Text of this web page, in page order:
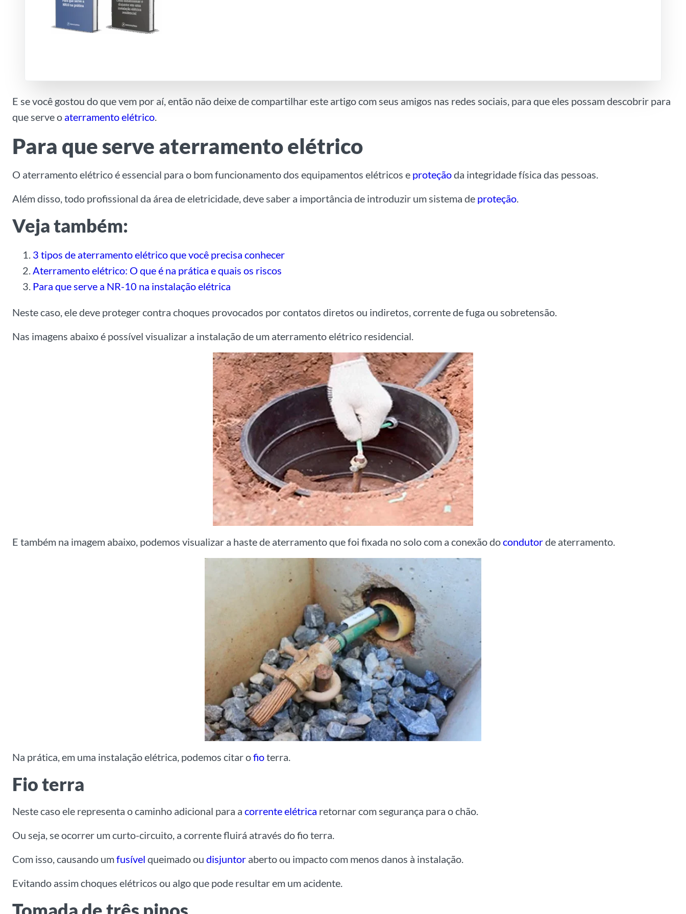
E se você gostou do que vem por aí, então não deixe de compartilhar este artigo com seus amigos nas redes sociais, para que eles possam descobrir para
que serve o aterramento elétrico.
Para que serve aterramento elétrico
O aterramento elétrico é essencial para o bom funcionamento dos equipamentos elétricos e proteçãoda integridade física das pessoas.
Além disso, todo profissional da área de eletricidade, deve saber a importância de introduzir um sistema de proteção.
Veja também:
3 tipos de aterramento elétrico que você precisa conhecer
Aterramento elétrico: O que é na prática e quais os riscos
Para que serve a NR-10 na instalação elétrica
Neste caso, ele deve proteger contra choques provocados por contatos diretos ou indiretos, corrente de fuga ou sobretensão.
Nas imagens abaixo é possível visualizar a instalação de um aterramento elétrico residencial.
E também na imagem abaixo, podemos visualizar a haste de aterramento que foi fixada no solo com a conexão docondutorde aterramento.
Na prática, em uma instalação elétrica, podemos citar ofioterra.
Fio terra
Neste caso ele representa o caminho adicional para a corrente elétrica retornar com segurança para o chão.
Ou seja, se ocorrer um curto-circuito, a corrente fluirá através do fio terra.
Com isso, causando umfusível queimado ou disjuntor aberto ou impacto com menos danos à instalação.
Evitando assim choques elétricos ou algo que pode resultar em um acidente.